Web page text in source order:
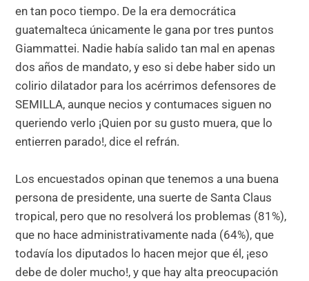
en tan poco tiempo. De la era democrática
guatemalteca únicamente le gana por tres puntos
Giammattei. Nadie había salido tan mal en apenas
dos años de mandato, y eso si debe haber sido un
colirio dilatador para los acérrimos defensores de
SEMILLA, aunque necios y contumaces siguen no
queriendo verlo ¡Quien por su gusto muera, que lo
entierren parado!, dice el refrán.
Los encuestados opinan que tenemos a una buena
persona de presidente, una suerte de Santa Claus
tropical, pero que no resolverá los problemas (81%),
que no hace administrativamente nada (64%), que
todavía los diputados lo hacen mejor que él, ¡eso
debe de doler mucho!, y que hay alta preocupación